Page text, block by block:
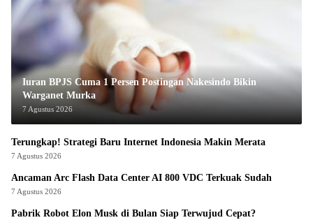
Iuran BPJS Cuma 1 Persen Postingan Nakesindo Bikin
Warganet Murka
7 Agustus 2026
Terungkap! Strategi Baru Internet Indonesia Makin Merata
7 Agustus 2026
Ancaman Arc Flash Data Center AI 800 VDC Terkuak Sudah
7 Agustus 2026
Pabrik Robot Elon Musk di Bulan Siap Terwujud Cepat?